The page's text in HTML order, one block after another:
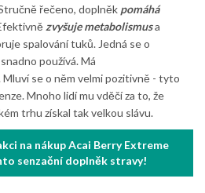
řečeno, doplněk pomáhá
zvyšuje metabolismusa
spalování tuků. Jedná se o
používá. Má
se o něm velmi pozitivně - tyto
Mnoho lidí mu vděčí za to, že
trhu získal tak velkou slávu.
na nákup Acai Berry Extreme
senzační doplněk stravy!